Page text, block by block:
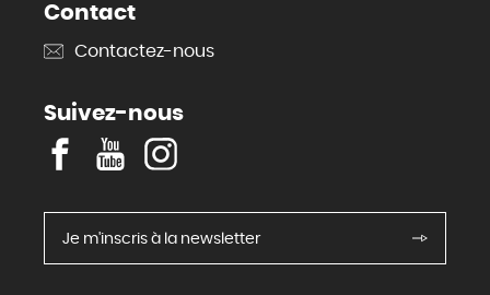
Contact
Contactez-nous
Suivez-nous
c
b
Y
o
u
T
u
I
n
s
t
a
Je m'inscris à la newsletter